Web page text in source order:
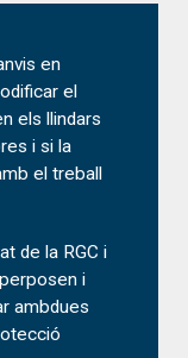
en
el
els llindars
i si la
el treball
de la RGC i
i
ambdues